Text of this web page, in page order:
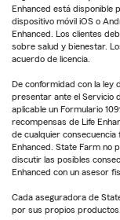
Enhanced está disponible
dispositivo móvil iOS o
Enhanced. Los clientes
sobre salud y bienestar.
acuerdo de licencia.
De conformidad con la ley
presentar ante el Servicio
aplicable un Formulario
recompensas de Life
de cualquier
Enhanced. State Farm no
discutir las posibles
Enhanced con un asesor
Cada aseguradora de
por sus propios productos.